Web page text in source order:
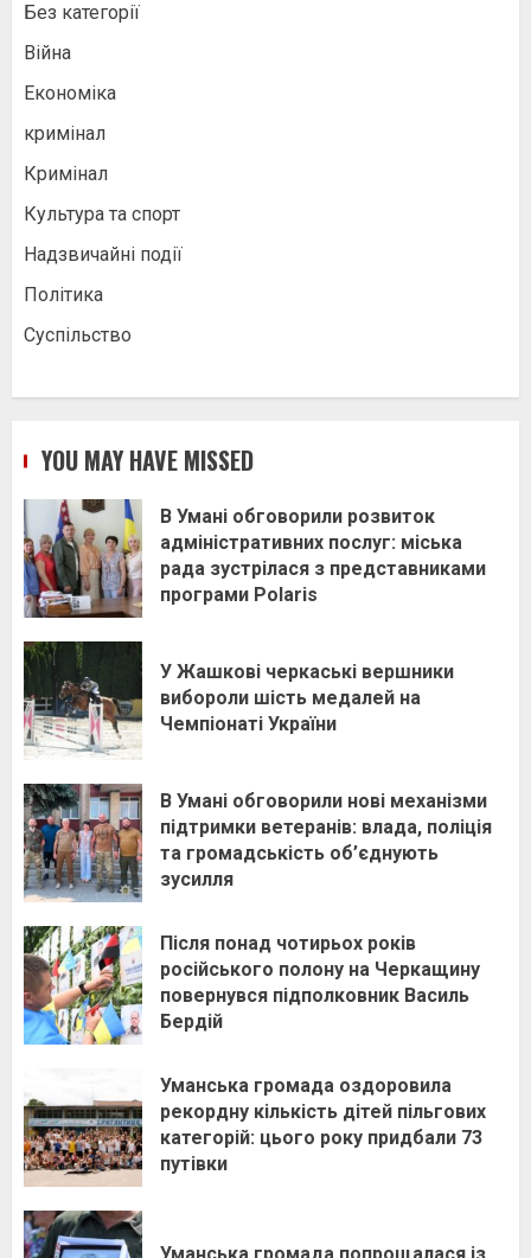
Без категорії
Війна
Економіка
кримінал
Кримінал
Культура та спорт
Надзвичайні події
Політика
Суспільство
YOU MAY HAVE MISSED
В Умані обговорили розвиток
адміністративних послуг: міська
рада зустрілася з представниками
програми Polaris
У Жашкові черкаські вершники
вибороли шість медалей на
Чемпіонаті України
В Умані обговорили нові механізми
підтримки ветеранів: влада, поліція
та громадськість об’єднують
зусилля
Після понад чотирьох років
російського полону на Черкащину
повернувся підполковник Василь
Бердій
Уманська громада оздоровила
рекордну кількість дітей пільгових
категорій: цього року придбали 73
путівки
Уманська громада попрощалася із